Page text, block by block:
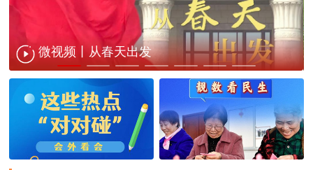
微视频丨从春天出发